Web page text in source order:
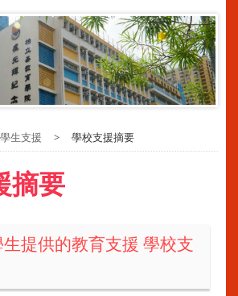
生支援 > 學校支援摘要
摘要
提供的教育支援 學校支